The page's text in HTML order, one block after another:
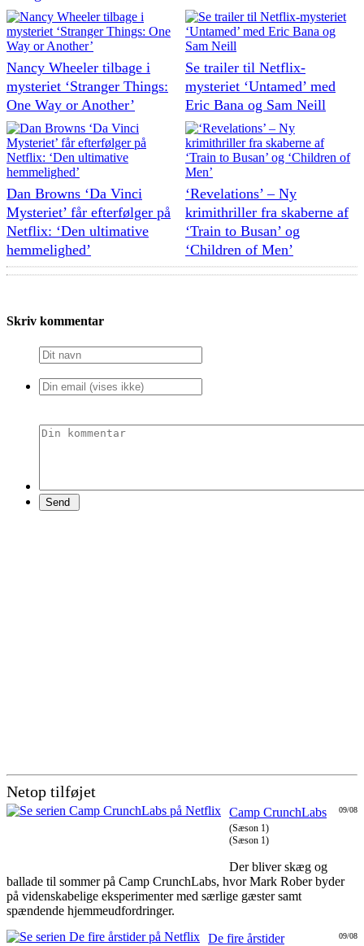
Nancy Wheeler tilbage i
mysteriet ‘Stranger Things:
One Way or Another’
Se trailer til Netflix-
mysteriet ‘Untamed’ med
Eric Bana og Sam Neill
Dan Browns ‘Da Vinci
Mysteriet’ får efterfølger på
Netflix: ‘Den ultimative
hemmelighed’
‘Revelations’ – Ny
krimithriller fra skaberne af
‘Train to Busan’ og
‘Children of Men’
Skriv kommentar
Netop tilføjet
09/08
Camp CrunchLabs
(Sæson 1)
(Sæson 1)
Der bliver skæg og
ballade til sommer på Camp CrunchLabs, hvor Mark Rober byder
på videnskabelige eksperimenter med særlige gæster samt
spændende hjemmeudfordringer.
09/08
De fire årstider